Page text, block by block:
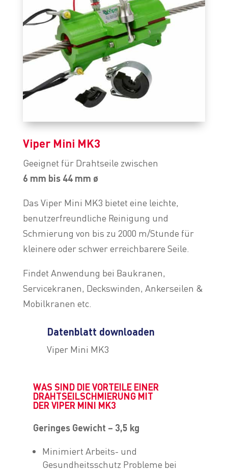
Viper Mini MK3
Geeignet für Drahtseile zwischen
6 mm bis 44mm ø
Das Viper Mini MK3 bietet eine leichte,
benutzerfreundliche Reinigung und
Schmierung von bis zu 2000 m/Stunde für
kleinere oder schwer erreichbarere Seile.
Findet Anwendung bei Baukranen,
Servicekranen, Deckswinden, Ankerseilen &
Mobilkranen etc.
Datenblatt downloaden
Viper Mini MK3
WAS SIND DIE VORTEILE EINER
DRAHTSEILSCHMIERUNG MIT
DER VIPER MINI MK3
Geringes Gewicht – 3,5 kg
Minimiert Arbeits- und
Gesundheitsschutz Probleme bei